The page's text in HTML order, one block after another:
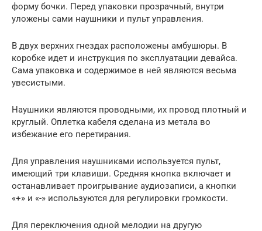
форму бочки. Перед упаковки прозрачный, внутри
уложены сами наушники и пульт управления.
В двух верхних гнездах расположены амбушюры. В
коробке идет и инструкция по эксплуатации девайса.
Сама упаковка и содержимое в ней являются весьма
увесистыми.
Наушники являются проводными, их провод плотный и
круглый. Оплетка кабеля сделана из метала во
избежание его перетирания.
Для управления наушниками используется пульт,
имеющий три клавиши. Средняя кнопка включает и
останавливает проигрывание аудиозаписи, а кнопки
«+» и «-» используются для регулировки громкости.
Для переключения одной мелодии на другую